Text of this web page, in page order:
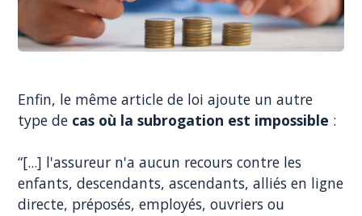
Enfin, le même article de loi ajoute un autre
type de cas où la subrogation est impossible :
“[...] l'assureur n'a aucun recours contre les
enfants, descendants, ascendants, alliés en ligne
directe, préposés, employés, ouvriers ou